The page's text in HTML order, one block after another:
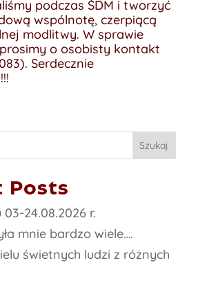
podczas ŚDM i tworzyć
wspólnotę, czerpiącą
modlitwy. W sprawie
prosimy o osobisty kontakt
Serdecznie
Szukaj
Posts
24.08.2026 r.
mnie bardzo wiele….
świetnych ludzi z różnych